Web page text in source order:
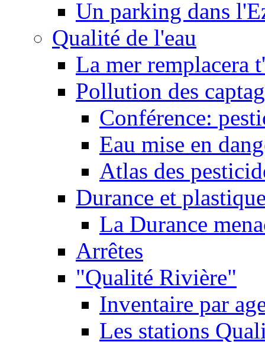
Un parking dans
Qualité de l'eau
La mer remplacera
Pollution des
Conférence:
Eau mise en
Atlas des
Durance et
La Durance
Arrêtes
"Qualité Rivière"
Inventaire par
Les stations